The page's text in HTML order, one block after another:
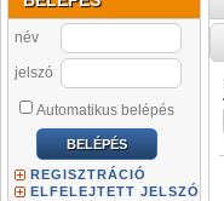
név
jelszó
Automatikus belépés
REGISZTRÁCIÓ
ELFELEJTETT JELSZÓ